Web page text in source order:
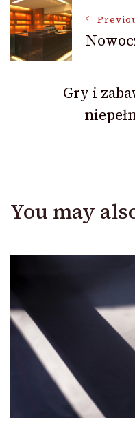
Post
Gry i
You may